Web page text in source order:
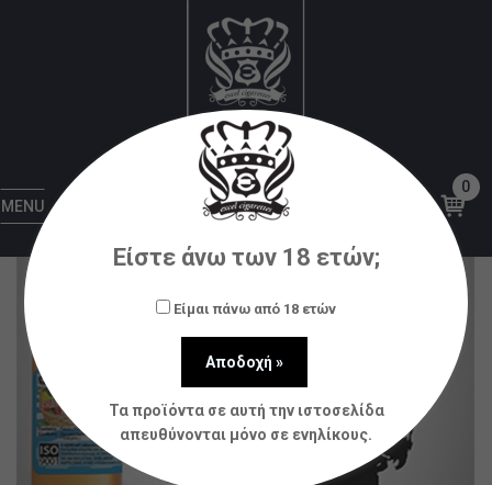
MENU
0
Υγρά αναπλήρωσης (flavorshots)
BY NATURA 30/60ML CUBAN SUPREME * TPD *
Είστε άνω των 18 ετών;
Είμαι πάνω από 18 ετών
Τα προϊόντα σε αυτή την ιστοσελίδα
απευθύνονται μόνο σε ενηλίκους.